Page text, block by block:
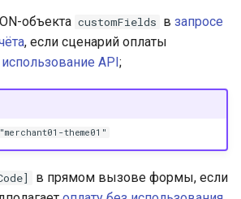
объекта customFields в запросе
, если сценарий оплаты
использование API;
theme01"
в прямом вызове формы, если